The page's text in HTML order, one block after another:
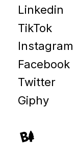
Linkedin
TikTok
Instagram
Facebook
Twitter
Giphy